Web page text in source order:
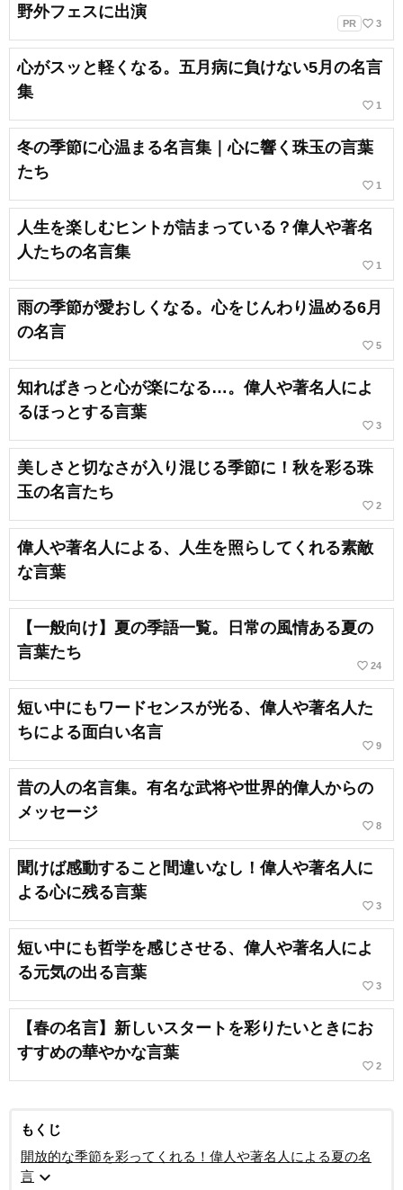
野外フェスに出演
PR favorite_border 3
心がスッと軽くなる。五月病に負けない5月の名言
集
favorite_border 1
冬の季節に心温まる名言集｜心に響く珠玉の言葉
たち
favorite_border 1
人生を楽しむヒントが詰まっている？偉人や著名
人たちの名言集
favorite_border 1
雨の季節が愛おしくなる。心をじんわり温める6月
の名言
favorite_border 5
知ればきっと心が楽になる…。偉人や著名人によ
るほっとする言葉
favorite_border 3
美しさと切なさが入り混じる季節に！秋を彩る珠
玉の名言たち
favorite_border 2
偉人や著名人による、人生を照らしてくれる素敵
な言葉
【一般向け】夏の季語一覧。日常の風情ある夏の
言葉たち
favorite_border 24
短い中にもワードセンスが光る、偉人や著名人た
ちによる面白い名言
favorite_border 9
昔の人の名言集。有名な武将や世界的偉人からの
メッセージ
favorite_border 8
聞けば感動すること間違いなし！偉人や著名人に
よる心に残る言葉
favorite_border 3
短い中にも哲学を感じさせる、偉人や著名人によ
る元気の出る言葉
favorite_border 3
【春の名言】新しいスタートを彩りたいときにお
すすめの華やかな言葉
favorite_border 2
もくじ
開放的な季節を彩ってくれる！偉人や著名人による夏の名
言 expand_more